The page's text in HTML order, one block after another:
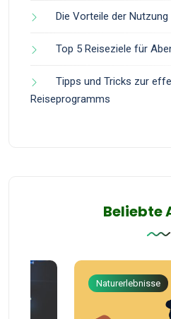
Die Vorteile der
Top 5 Reiseziele für
Tipps und Tricks zur
Reiseprogramms
Beliebte
Naturerlebnisse